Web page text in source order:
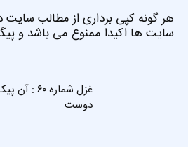
هر گونه کپی برداری از مطالب
سایت ها اکیدا ممنوع می باشد و
غزل شماره
دوست